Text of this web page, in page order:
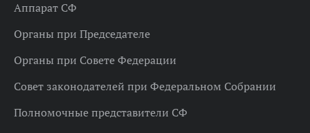
Аппарат СФ
Органы при Председателе
Органы при Совете Федерации
Совет законодателей при Федеральном Собрании
Полномочные представители СФ